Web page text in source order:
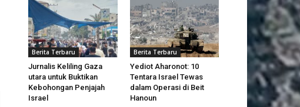
Berita Terbaru
Jurnalis Keliling Gaza
utara untuk Buktikan
Kebohongan Penjajah
Israel
Berita Terbaru
Yediot Aharonot: 10
Tentara Israel Tewas
dalam Operasi di Beit
Hanoun